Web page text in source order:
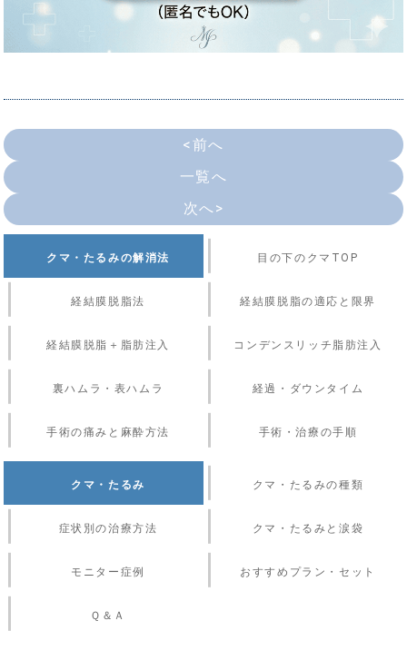
<前へ
一覧へ
次へ>
クマ・たるみの解消法 目の下のクマTOP
経結膜脱脂法 経結膜脱脂の適応と限界
経結膜脱脂＋脂肪注入 コンデンスリッチ脂肪注入
裏ハムラ・表ハムラ 経過・ダウンタイム
手術の痛みと麻酔方法 手術・治療の手順
クマ・たるみ クマ・たるみの種類
症状別の治療方法 クマ・たるみと涙袋
モニター症例 おすすめプラン・セット
Ｑ＆Ａ